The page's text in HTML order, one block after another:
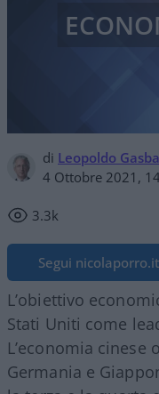
di Leopoldo
4 Ottobre 2021,
3.3k
Segui
L’obiettivo
Stati Uniti come
L’economia
Germania e